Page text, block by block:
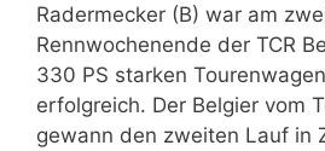
Radermecker (B) war am
Rennwochenende der TCR
330 PS starken
erfolgreich. Der Belgier vom
gewann den zweiten Lauf in